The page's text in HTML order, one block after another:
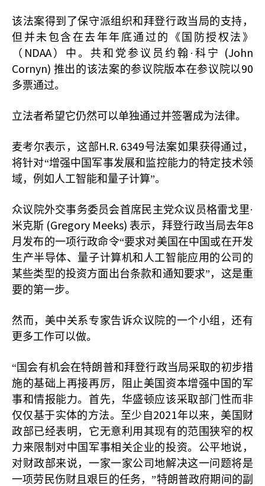
该法案得到了保守派组织和拜登行政当局的支持，
但并未包含在去年年底通过的《国防授权法》
（ NDAA）中。共和党参议员约翰·科宁
(John
Cornyn) 推出的该法案的参议院版本在参议院以90
多票通过。
立法者希望它仍然可以单独通过并签署成为法律。
麦考尔表示，这部H.R. 6349号法案如果获得通过，
将针对“增强中国军事发展和监控能力的特定技术领
域，例如人工智能和量子计算”。
众议院外交事务委员会首席民主党众议员格雷戈里·
米克斯 (Gregory Meeks) 表示，拜登行政当局去年8
月发布的一项行政命令“要求对美国在中国或在开发
生产半导体、量子计算机和人工智能应用的公司的
某些类型的投资方面出台条款和通知要求”，这是重
要的第一步。
然而，美中关系专家告诉众议院的一个小组，还有
更多工作可以做。
“国会有机会在特朗普和拜登行政当局采取的初步措
施的基础上再接再厉，阻止美国资本增强中国的军
事和情报能力。首先，华盛顿应该采取部门性而非
仅仅基于实体的方法。至少自 2021年以来，美国财
政部已经表明，它无意利用其现有的范围狭窄的权
力来限制对中国军事相关企业的投资。公平地说，
对财政部来说，一家一家公司地解决这一问题将是
一项劳民伤财且艰巨的任务，”特朗普政府期间的副